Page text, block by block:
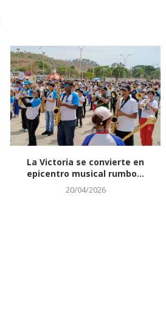
La Victoria se convierte en
epicentro musical rumbo...
20/04/2026